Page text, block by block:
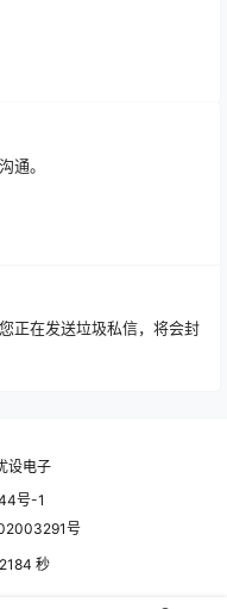
通。
正在发送垃圾私信，将会封
设电子
号-1
号
秒